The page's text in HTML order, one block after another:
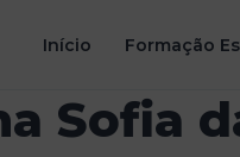
Início Formação
Sofia